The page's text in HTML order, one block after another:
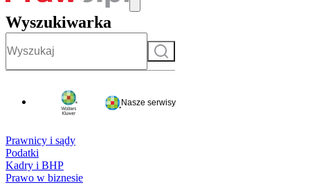
Wyszukiwarka
Szukaj
Nasze serwisy
Prawnicy i sądy
Podatki
Kadry i BHP
Prawo w biznesie